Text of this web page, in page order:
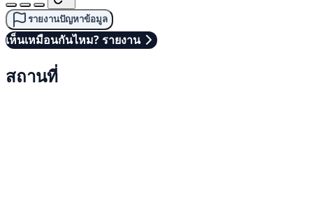
รายงานปัญหาข้อมูล
เห็นเหมือนกันไหม? รายงาน
สถานที่